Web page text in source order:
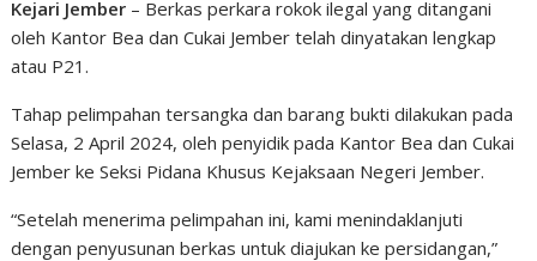
Kejari Jember – Berkas perkara rokok ilegal yang ditangani
oleh Kantor Bea dan Cukai Jember telah dinyatakan lengkap
atau P21.
Tahap pelimpahan tersangka dan barang bukti dilakukan pada
Selasa, 2 April 2024, oleh penyidik pada Kantor Bea dan Cukai
Jember ke Seksi Pidana Khusus Kejaksaan Negeri Jember.
“Setelah menerima pelimpahan ini, kami menindaklanjuti
dengan penyusunan berkas untuk diajukan ke persidangan,”